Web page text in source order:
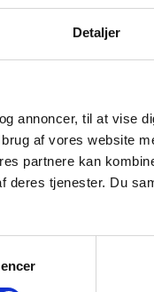
Detaljer
annoncer, til at vise
af vores website
partnere kan
deres tjenester. Du
for skoleklasser